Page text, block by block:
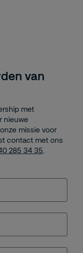
van
met
nieuwe
missie voor
contact met ons
285 34 35.